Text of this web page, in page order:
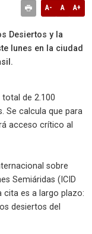
A- A A+
Desiertos y la
lunes en la ciudad
de 2.100
Se calcula que para
acceso crítico al
sobre
Semiáridas (ICID
cita es a largo plazo:
desiertos del